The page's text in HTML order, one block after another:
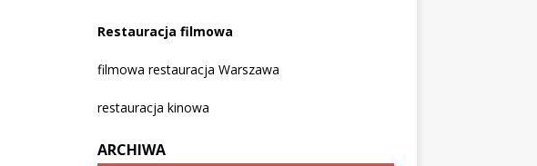
Restauracja filmowa
filmowa restauracja Warszawa
restauracja kinowa
ARCHIWA